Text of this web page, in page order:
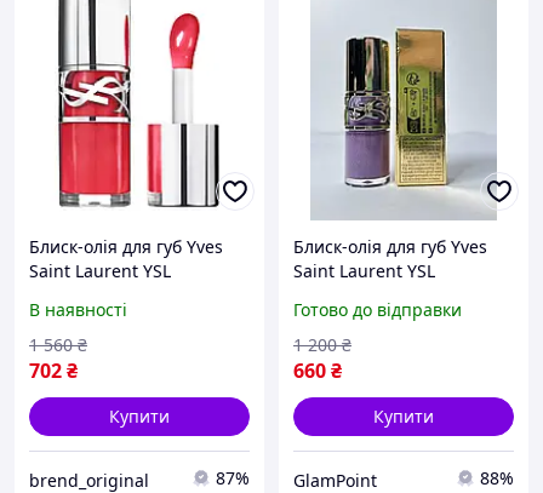
Блиск-олія для губ Yves
Saint Laurent YSL
#07
В наявності
702₴
1 560 ₴
Купити
brend_original 87%
Блиск-олія для губ Yves
Saint Laurent YSL
#01
Готово до відправки
660₴
1 200 ₴
Купити
GlamPoint 88%